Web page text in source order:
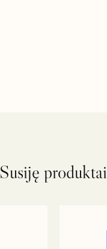
Susiję produktai